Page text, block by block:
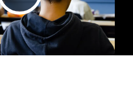
Play Video